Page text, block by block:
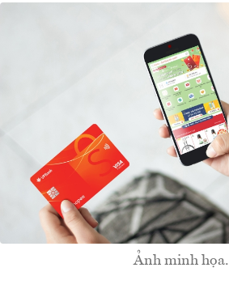
Ảnh minh họa.